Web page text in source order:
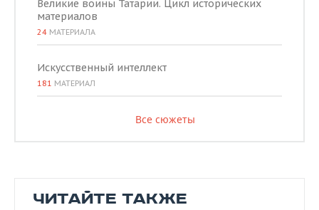
Великие воины Татарии. Цикл исторических
материалов
24 МАТЕРИАЛА
Искусственный интеллект
181 МАТЕРИАЛ
Все сюжеты
ЧИТАЙТЕ ТАКЖЕ